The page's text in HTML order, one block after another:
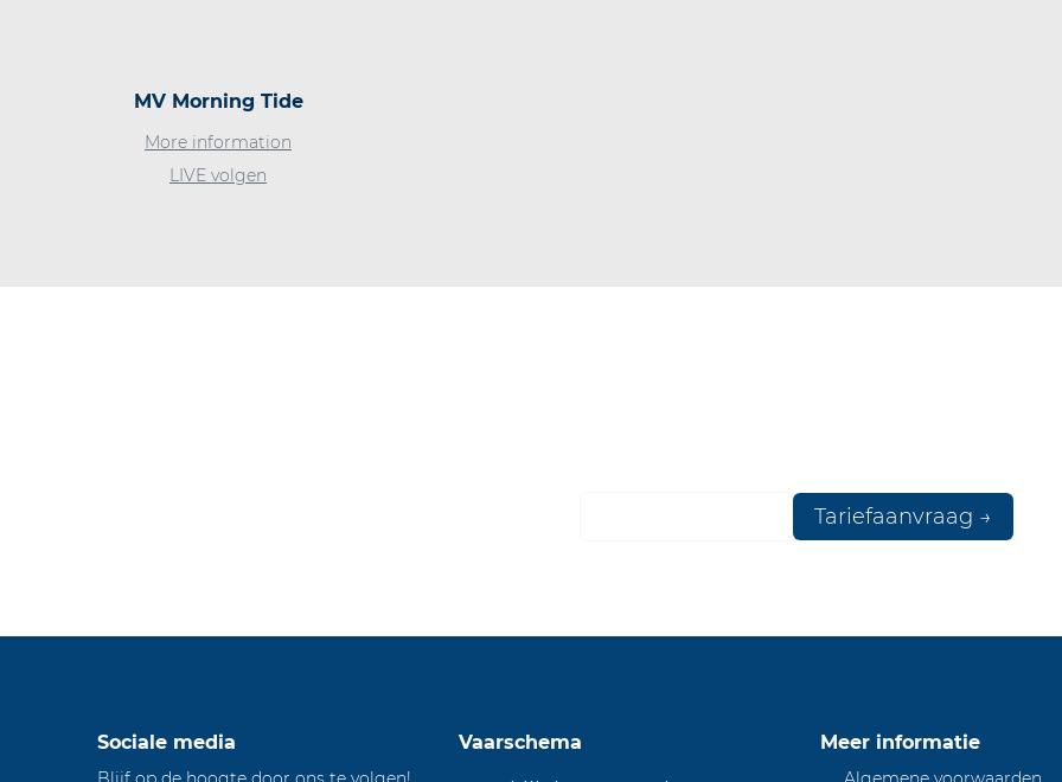
MV Morning Tide
More information
LIVE volgen
Tariefaanvraag →
Sociale media Vaarschema Meer informatie